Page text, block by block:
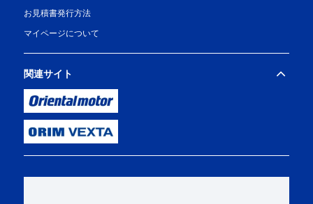
お見積書発行方法
マイページについて
関連サイト